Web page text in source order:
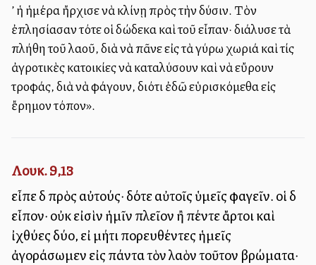
Ἀλλ’ ἡ ἡμέρα ἤρχισε νὰ κλίνῃ πρὸς τὴν δύσιν. Τὸν
ἐπλησίασαν τότε οἱ δώδεκα καὶ τοῦ εἶπαν· διάλυσε τὰ
πλήθη τοῦ λαοῦ, διὰ νὰ πᾶνε εἰς τὰ γύρω χωριά καὶ τίς
ἀγροτικὲς κατοικίες νὰ καταλύσουν καὶ νὰ εὔρουν
τροφάς, διὰ νὰ φάγουν, διότι ἐδῶ εὑρισκόμεθα εἰς
ἔρημον τόπον».
Λουκ. 9,13
εἶπε δὲ πρὸς αὐτούς· δότε αὐτοῖς ὑμεῖς φαγεῖν. οἱ δὲ
εἶπον· οὐκ εἰσὶν ἡμῖν πλεῖον ἢ πέντε ἄρτοι καὶ
ἰχθύες δύο, εἰ μήτι πορευθέντες ἡμεῖς
ἀγοράσωμεν εἰς πάντα τὸν λαὸν τοῦτον βρώματα·